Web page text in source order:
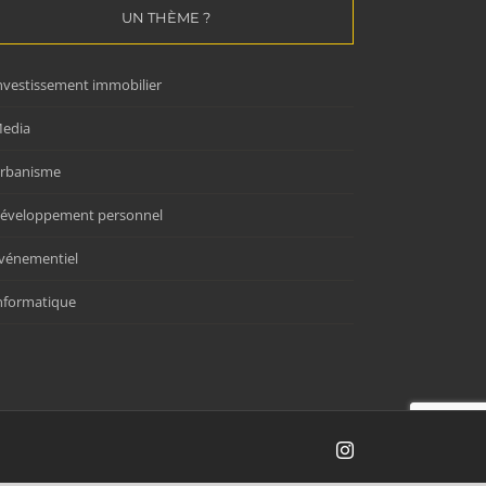
UN THÈME ?
immobilier
personnel
Instagram